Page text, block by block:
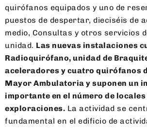
quirófanos equipados y uno de
puestos de despertar, dieciséis de
medio, Consultas y otros servicios
unidad. Las nuevas instalaciones
Radioquirófano, unidad de
aceleradores y cuatro quirófanos
Mayor Ambulatoria y suponen un
importante en el número de
exploraciones. La actividad se
fundamental en el edificio de